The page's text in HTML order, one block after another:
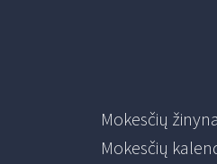
Mokesčių
Mokesčių